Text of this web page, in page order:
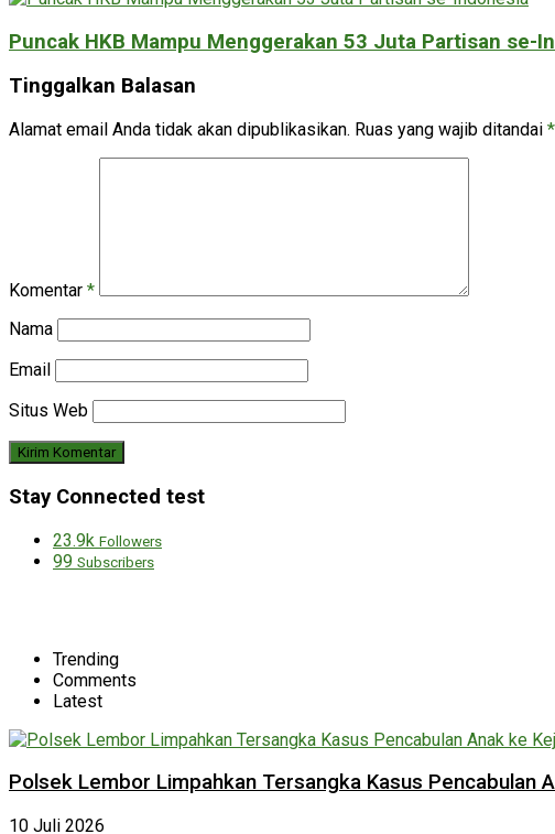
Puncak HKB Mampu Menggerakan 53 Juta Partisan se-
Tinggalkan Balasan
Alamat email Anda tidak akan dipublikasikan. Ruas yang wajib ditandai *
Komentar *
Nama
Email
Situs Web
Stay Connected test
23.9k Followers
99 Subscribers
Trending
Comments
Latest
Polsek Lembor Limpahkan Tersangka Kasus Pencabulan
10 Juli 2026